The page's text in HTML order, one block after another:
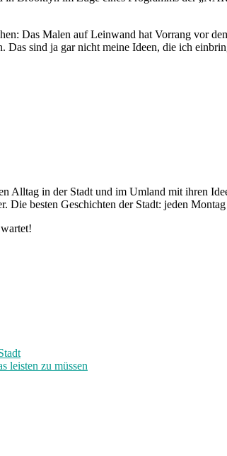
Das Malen auf Leinwand hat Vorrang vor
Das sind ja gar nicht meine Ideen, die ich
Alltag in der Stadt und im Umland mit ihren
Die besten Geschichten der Stadt: jeden
leisten zu müssen